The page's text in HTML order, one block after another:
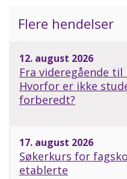
Flere hendelser
12. august 2026
Fra videregående
Hvorfor er ikke
forberedt?
17. august 2026
Søkerkurs for
etablerte